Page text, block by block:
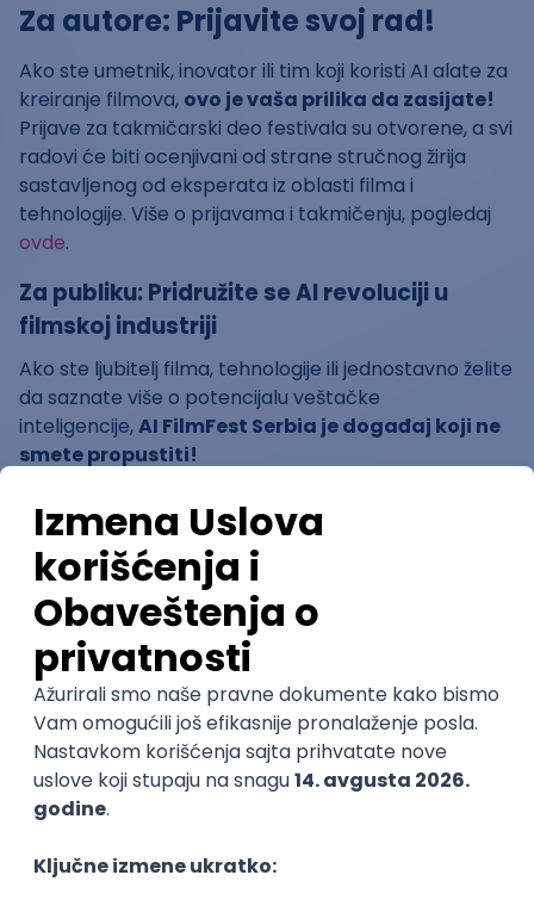
Za autore: Prijavite svoj rad!
Ako ste umetnik, inovator ili tim koji koristi AI alate za
kreiranje filmova, ovo je vaša prilika da zasijate!
Prijave za takmičarski deo festivala su otvorene, a svi
radovi će biti ocenjivani od strane stručnog žirija
sastavljenog od eksperata iz oblasti filma i
tehnologije. Više o prijavama i takmičenju, pogledaj
ovde.
Za publiku: Pridružite se AI revoluciji u
filmskoj industriji
Ako ste ljubitelj filma, tehnologije ili jednostavno želite
da saznate više o potencijalu veštačke
inteligencije,AI FilmFest Serbia je događaj koji ne
smete propustiti!
Šta vas očekuje?
Projekcije filmova:
Takmičarski deo: Kratki autorski filmovi
generisani pomoću veštačke inteligencije.
Revijalni deo: Selektovani filmovi iz
prestižnih baza kao što su Zero1 Cine i
CIAIFF.
Panel diskusija:
Tema: „Kako AI menja svet kinematografije?“
Učesnici: Lokalni i međunarodni stručnjaci,
umetnici i profesori Fakulteta savremenih
Radionice: